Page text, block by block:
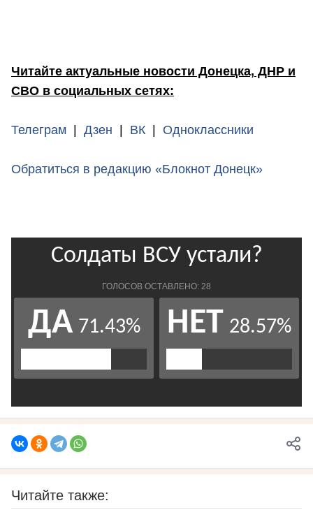
Читайте актуальные новости Донецка, ДНР и
СВО в социальных сетях:
Телеграм | Дзен | ВК | Одноклассники
Обратиться в редакцию «Блокнот Донецк»
Читайте также: